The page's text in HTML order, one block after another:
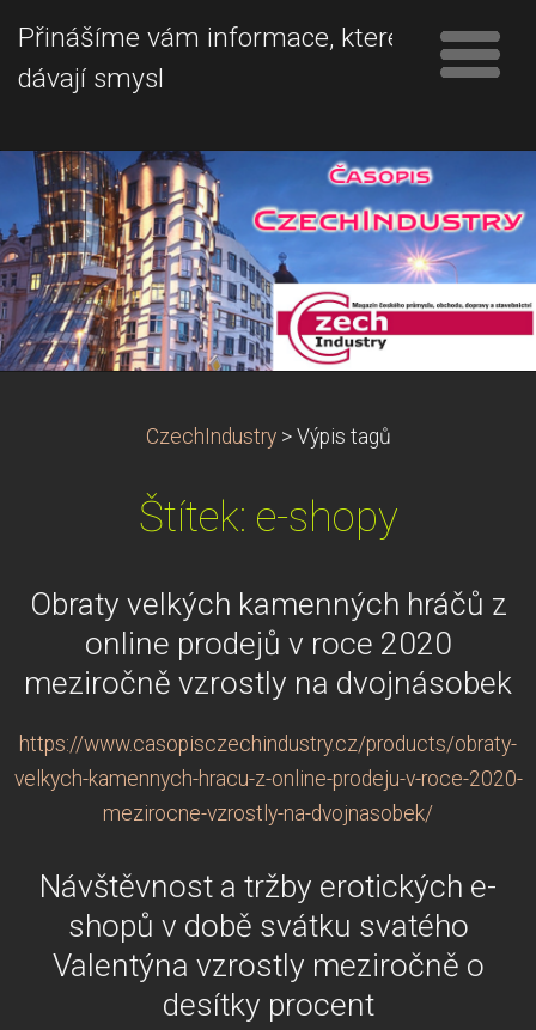
Přinášíme vám informace, které
dávají smysl
CzechIndustry > Výpis tagů
Štítek: e-shopy
Obraty velkých kamenných hráčů z
online prodejů v roce 2020
meziročně vzrostly na dvojnásobek
https://www.casopisczechindustry.cz/products/obraty-
velkych-kamennych-hracu-z-online-prodeju-v-roce-2020-
mezirocne-vzrostly-na-dvojnasobek/
Návštěvnost a tržby erotických e-
shopů v době svátku svatého
Valentýna vzrostly meziročně o
desítky procent